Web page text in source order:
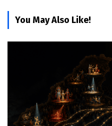
You May Also Like!